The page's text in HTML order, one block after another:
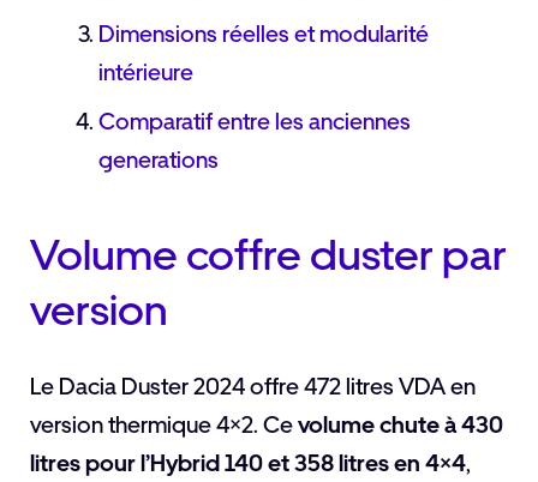
Dimensions réelles et modularité
intérieure
Comparatif entre les anciennes
generations
Volume coffre duster par
version
Le Dacia Duster 2024 offre 472 litres VDA en
version thermique 4×2. Cevolume chute à 430
litres pour l’Hybrid 140 et 358 litres en 4×4,